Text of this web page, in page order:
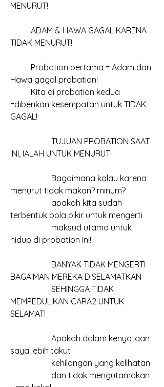
MENURUT!
TIDAK MENURUT!
Hawa gagal probation!
=diberikan kesempatan untuk TIDAK
GAGAL!
INI, IALAH UNTUK MENURUT!
menurut tidak makan? minum?
terbentuk pola pikir untuk mengerti
hidup di probation ini!
BAGAIMAN MEREKA DISELAMATKAN
MEMPEDULIKAN CARA2 UNTUK
SELAMAT!
saya lebih takut
		kehilangan yang kelihatan